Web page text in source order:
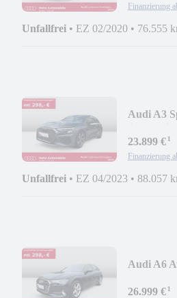
Finanzierung
Unfallfrei • EZ 02/2020 • 76.555
Audi A3
23.899 €¹
Finanzierung
Unfallfrei • EZ 04/2023 • 88.057
Audi A6
26.999 €¹